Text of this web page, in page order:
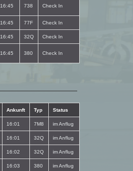
16:45 738 Check In
16:45 77F Check In
16:45 32Q Check In
16:45 380 Check In
Ankunft Typ Status
16:01 7M8 im Anflug
16:01 32Q im Anflug
16:02 32Q im Anflug
16:03 380 im Anflug